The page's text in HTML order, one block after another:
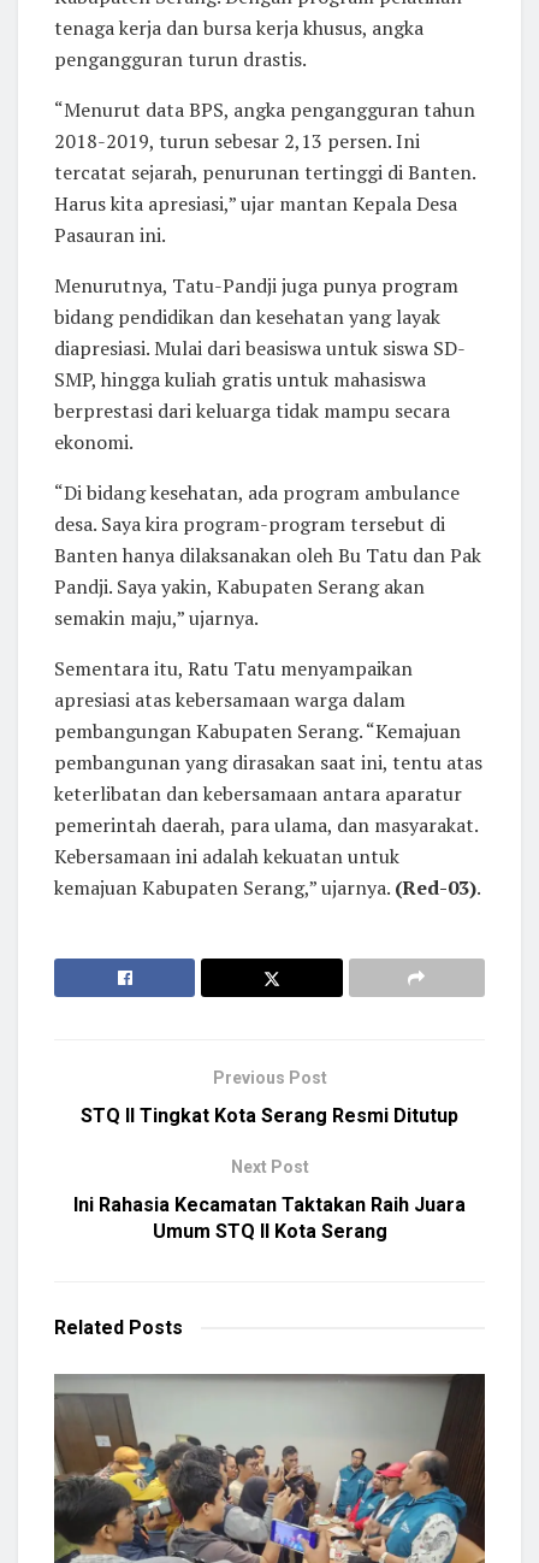
tenaga kerja dan bursa kerja khusus, angka
pengangguran turun drastis.
“Menurut data BPS, angka pengangguran tahun
2018-2019, turun sebesar 2,13 persen. Ini
tercatat sejarah, penurunan tertinggi di Banten.
Harus kita apresiasi,” ujar mantan Kepala Desa
Pasauran ini.
Menurutnya, Tatu-Pandji juga punya program
bidang pendidikan dan kesehatan yang layak
diapresiasi. Mulai dari beasiswa untuk siswa SD-
SMP, hingga kuliah gratis untuk mahasiswa
berprestasi dari keluarga tidak mampu secara
ekonomi.
“Di bidang kesehatan, ada program ambulance
desa. Saya kira program-program tersebut di
Banten hanya dilaksanakan oleh Bu Tatu dan Pak
Pandji. Saya yakin, Kabupaten Serang akan
semakin maju,” ujarnya.
Sementara itu, Ratu Tatu menyampaikan
apresiasi atas kebersamaan warga dalam
pembangungan Kabupaten Serang. “Kemajuan
pembangunan yang dirasakan saat ini, tentu atas
keterlibatan dan kebersamaan antara aparatur
pemerintah daerah, para ulama, dan masyarakat.
Kebersamaan ini adalah kekuatan untuk
kemajuan Kabupaten Serang,” ujarnya. (Red-03).
Previous Post
STQ II Tingkat Kota Serang Resmi Ditutup
Next Post
Ini Rahasia Kecamatan Taktakan Raih Juara
Umum STQ II Kota Serang
Related Posts